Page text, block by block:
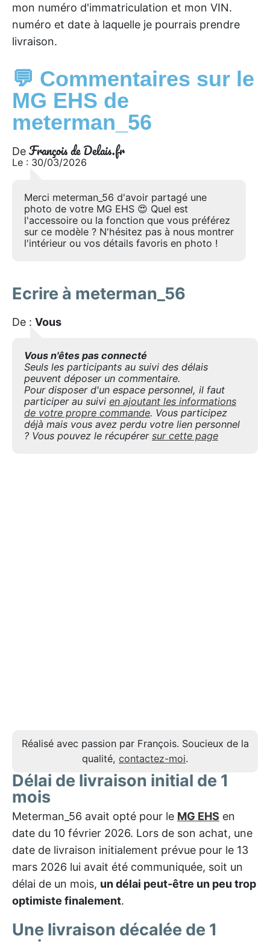
mon numéro d'immatriculation et mon VIN.
numéro et date à laquelle je pourrais prendre
livraison.
💬 Commentaires sur le
MG EHS de
meterman_56
De François de Delais.fr
Le : 30/03/2026
Merci meterman_56 d'avoir partagé une
photo de votre MG EHS 😍 Quel est
l'accessoire ou la fonction que vous préférez
sur ce modèle ? N'hésitez pas à nous montrer
l'intérieur ou vos détails favoris en photo !
Ecrire à meterman_56
De : Vous
Vous n'êtes pas connecté
Seuls les participants au suivi des délais
peuvent déposer un commentaire.
Pour disposer d'un espace personnel, il faut
participer au suivi en ajoutant les informations
de votre propre commande. Vous participez
déjà mais vous avez perdu votre lien personnel
? Vous pouvez le récupérer sur cette page
Réalisé avec passion par François. Soucieux de la
qualité, contactez-moi.
Délai de livraison initial de 1
mois
Meterman_56 avait opté pour le MG EHS en
date du 10 février 2026. Lors de son achat, une
date de livraison initialement prévue pour le 13
mars 2026 lui avait été communiquée, soit un
délai de un mois, un délai peut-être un peu trop
optimiste finalement.
Une livraison décalée de 1